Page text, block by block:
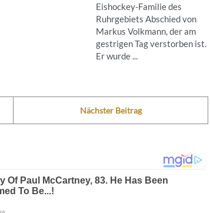
Eishockey-Familie des
Ruhrgebiets Abschied von
Markus Volkmann, der am
gestrigen Tag verstorben ist.
Er wurde ...
Nächster Beitrag